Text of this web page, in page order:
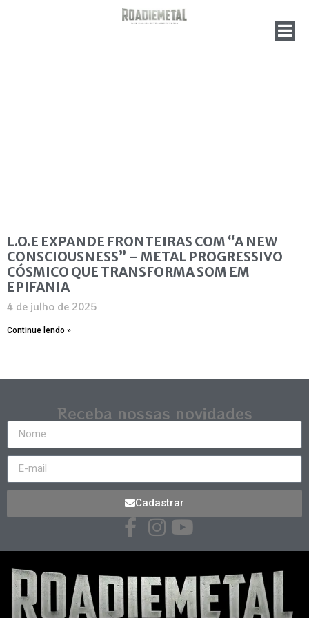
L.O.E EXPANDE FRONTEIRAS COM “A NEW
CONSCIOUSNESS” – METAL PROGRESSIVO
CÓSMICO QUE TRANSFORMA SOM EM
EPIFANIA
4 de julho de 2025
Continue lendo »
Receba nossas novidades
Cadastrar